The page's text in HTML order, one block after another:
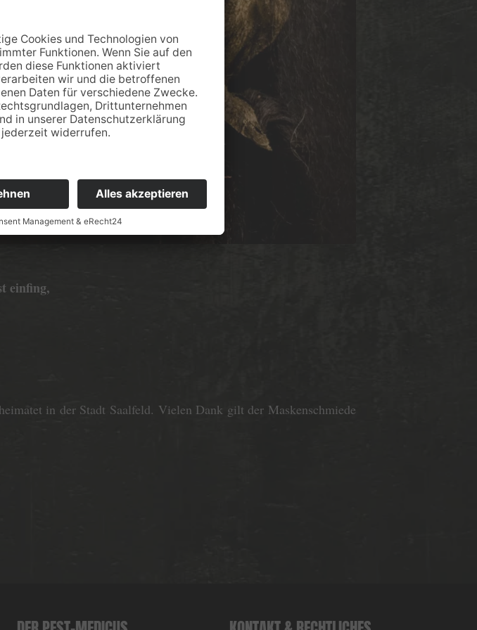
einfing,
in der Stadt Saalfeld. Vielen Dank gilt der Maskenschmiede